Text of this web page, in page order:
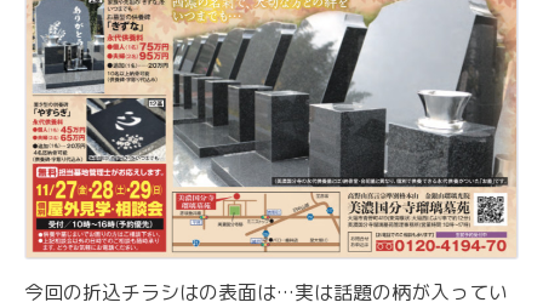
今回の折込チラシはの表面は…実は話題の柄が入ってい